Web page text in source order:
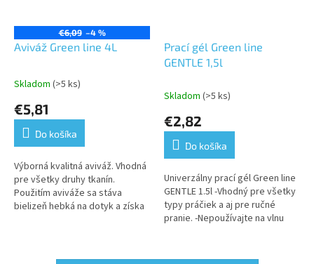
€6,09 –4 %
Aviváž Green line 4L
Priemerné
produktu
5,0
5
hviezdičiek.
Skladom (>5 ks)
€5,81
Do košíka
Výborná kvalitná aviváž. Vhodná
pre všetky druhy tkanín.
Použitím aviváže sa stáva
bielizeň hebká na dotyk a získa
Prací gél Green line
GENTLE 1,5l
Skladom (>5 ks)
€2,82
Do košíka
Univerzálny prací gél Green line
GENTLE 1.5l -Vhodný pre všetky
typy práčiek a aj pre ručné
pranie. -Nepoužívajte na vlnu